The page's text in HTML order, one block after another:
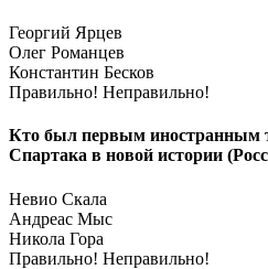
Георгий Ярцев
Олег Романцев
Константин Бесков
Правильно! Неправильно!
Кто был первым иностранным
Спартака в новой истории
Невио Скала
Андреас Мыс
Никола Гора
Правильно! Неправильно!